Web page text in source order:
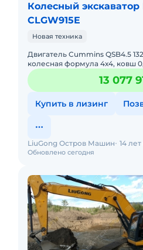
Колесный экскаватор
CLGW915E
Новая техника
Двигатель Cummins QSB4.5
колесная формула 4х4, ковш
проблесковый маячок,
магнит
13 077
Купить в лизинг
Обновлено сегодня
LiuGong Остров Машин 14